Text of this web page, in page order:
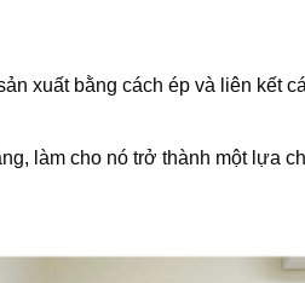
xuất bằng cách ép và liên kết
làm cho nó trở thành một lựa